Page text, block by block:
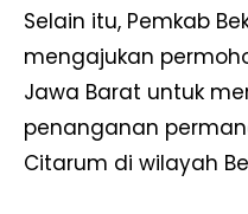
Selain itu, Pemkab
mengajukan
Jawa Barat untuk
penanganan
Citarum di wilayah